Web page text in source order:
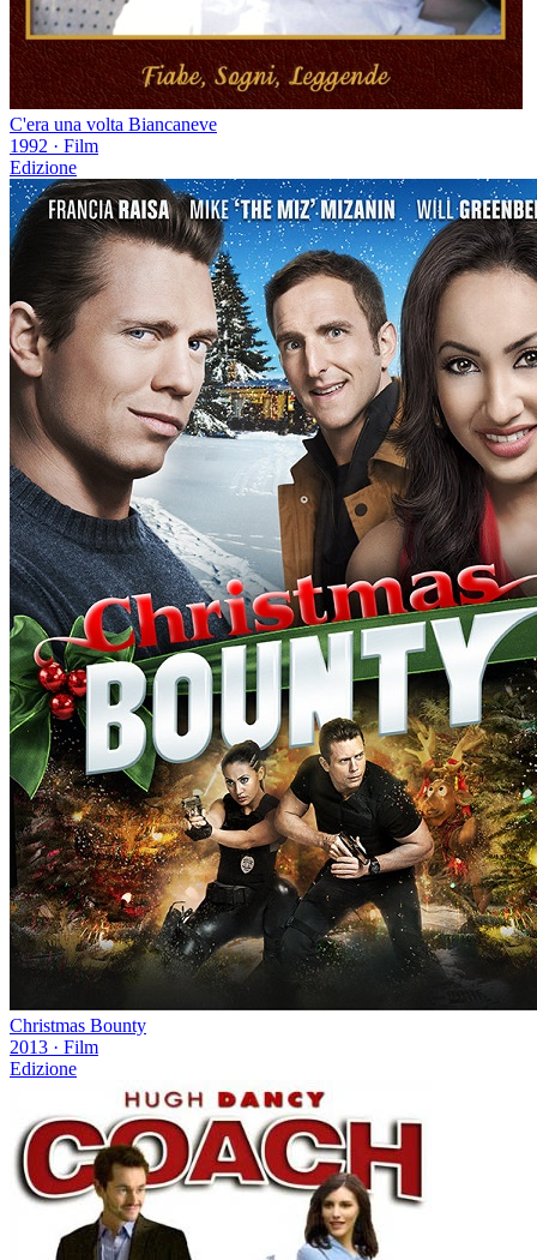
C'era una volta Biancaneve
1992 · Film
Edizione
Christmas Bounty
2013 · Film
Edizione